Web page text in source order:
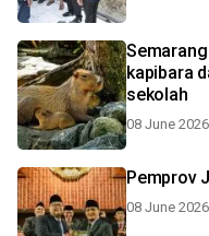
kapibara
sekolah
08 June
Pemprov
08 June